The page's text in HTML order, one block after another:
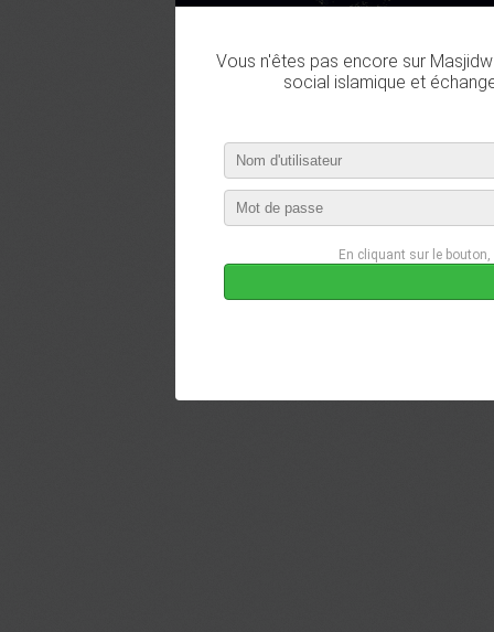
Vous n'êtes pas encore sur
social islamique et
En cliquant sur le